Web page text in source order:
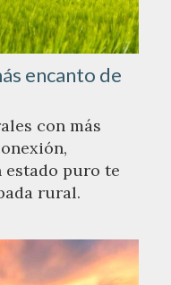
encanto de
con más
puro te
rural.
Aceptar todas